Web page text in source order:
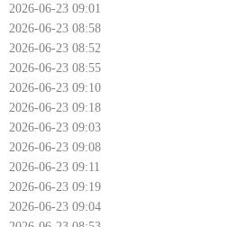
2026-06-23 09:01
2026-06-23 08:58
2026-06-23 08:52
2026-06-23 08:55
2026-06-23 09:10
2026-06-23 09:18
2026-06-23 09:03
2026-06-23 09:08
2026-06-23 09:11
2026-06-23 09:19
2026-06-23 09:04